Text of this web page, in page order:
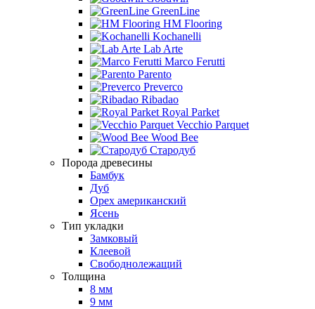
GreenLine
HM Flooring
Kochanelli
Lab Arte
Marco Ferutti
Parento
Preverco
Ribadao
Royal Parket
Vecchio Parquet
Wood Bee
Стародуб
Порода древесины
Бамбук
Дуб
Орех американский
Ясень
Тип укладки
Замковый
Клеевой
Свободнолежащий
Толщина
8 мм
9 мм